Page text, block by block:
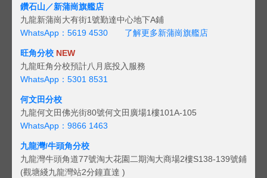
鑽石山／新蒲崗旗艦店
九龍新蒲崗大有街1號勤達中心地下A鋪
WhatsApp：5619 4530
了解更多新蒲崗旗艦店
旺角分校 NEW
九龍旺角分校預計八月底投入服務
WhatsApp：5301 8531
何文田分校
九龍何文田佛光街80號何文田廣場1樓101A-105
WhatsApp：9866 1463
九龍灣/牛頭角分校
九龍灣牛頭角道77號淘大花園二期淘大商場2樓S138-139號鋪
(觀塘綫九龍灣站2分鐘直達 )